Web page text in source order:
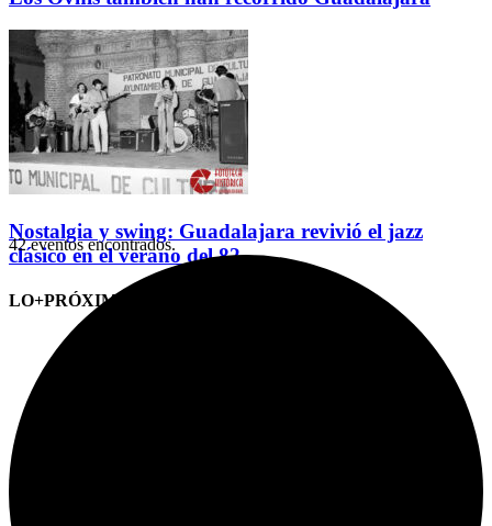
Nostalgia y swing: Guadalajara revivió el jazz
clásico en el verano del 82
LO+PRÓXIMO (CITAS)
42 eventos encontrados.